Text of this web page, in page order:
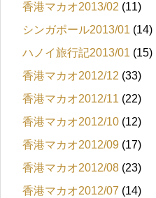
香港マカオ2013/02 (11)
シンガポール2013/01 (14)
ハノイ旅行記2013/01 (15)
香港マカオ2012/12 (33)
香港マカオ2012/11 (22)
香港マカオ2012/10 (12)
香港マカオ2012/09 (17)
香港マカオ2012/08 (23)
香港マカオ2012/07 (14)